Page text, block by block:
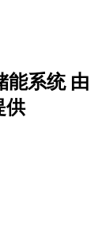
能系统 由
供